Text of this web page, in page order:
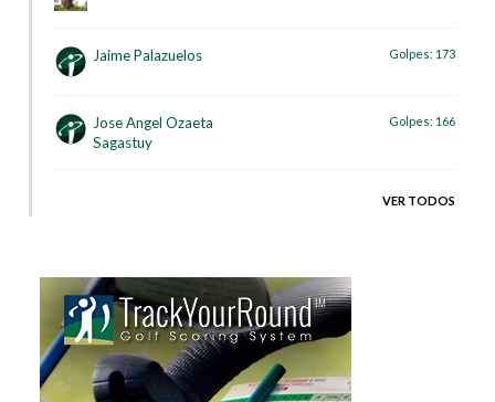
Jaime Palazuelos Golpes: 173
Jose Angel Ozaeta
Sagastuy
Golpes: 166
VER TODOS